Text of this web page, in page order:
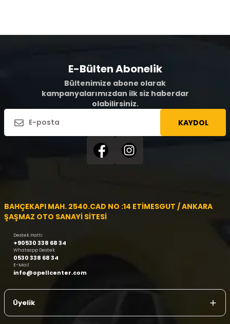
E-Bülten Abonelik
Bültenimize abone olarak
kampanyalarımızdan ilk siz haberdar
olabilirsiniz.
KAYDOL
BAHÇEKAPI MAH. 2540.CAD NO :14 ETİMESGUT / ANKARA
ŞAŞMAZ OTO SANAYİ SİTESİ
Destek Hattı
+90530 338 68 34
Whatsapp Destek
0530 338 68 34
E-Mail
info@opellcenter.com
Üyelik